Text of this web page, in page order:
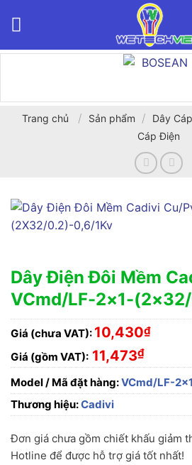
Trang chủ / Sản phẩm / Dây
Cáp Điện
Dây Điện Đôi Mềm
VCmd/LF-2×1-
Giá (chưa VAT): 10,430₫
Giá (gồm VAT): 11,473₫
Model / Mã đặt hàng:VCmd/LF-
Thương hiệu:Cadivi
Đơn giá chưa gồm chiết khấu giảm
Hotline để được hỗ trợ giá tốt nhất!